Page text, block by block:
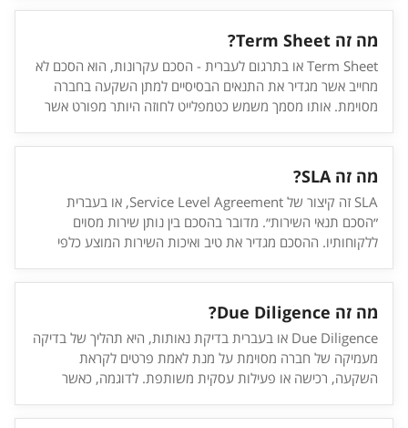
יחשף לאחרים. ספוילר: כנראה שאין לכם צורך בהסכם סודיות אם
יש לכם ״רק רעיון״ .
מה זה Term Sheet?
Term Sheet או בתרגום לעברית - הסכם עקרונות, הוא הסכם לא
מחייב אשר מגדיר את התנאים הבסיסיים למתן השקעה בחברה
מסוימת. אותו מסמך משמש כטמפלייט לחוזה היותר מפורט אשר
מה זה SLA?
SLA זה קיצור של Service Level Agreement, או בעברית
״הסכם תנאי השירות״. מדובר בהסכם בין נותן שירות מסוים
ללקוחותיו. ההסכם מגדיר את טיב ואיכות השירות המוצע כלפי
SLA יחד עם אחוזים (לדוגמה 99% SLA) על מנת להתחייב על
מידת הזמינות של השירות שלהם והסיכויים ששירות זה יהיה למטה
מאיזושהי סיבה.
מה זה Due Diligence?
Due Diligence או בעברית בדיקת נאותות, היא תהליך של בדיקה
מעמיקה של חברה מסוימת על מנת לאמת פרטים לקראת
השקעה, רכישה או פעילות עסקית משותפת. לדוגמה, כאשר
בדיקת נאותות (Due Diligence) הכוללת בדיקה מקיפה של מצב